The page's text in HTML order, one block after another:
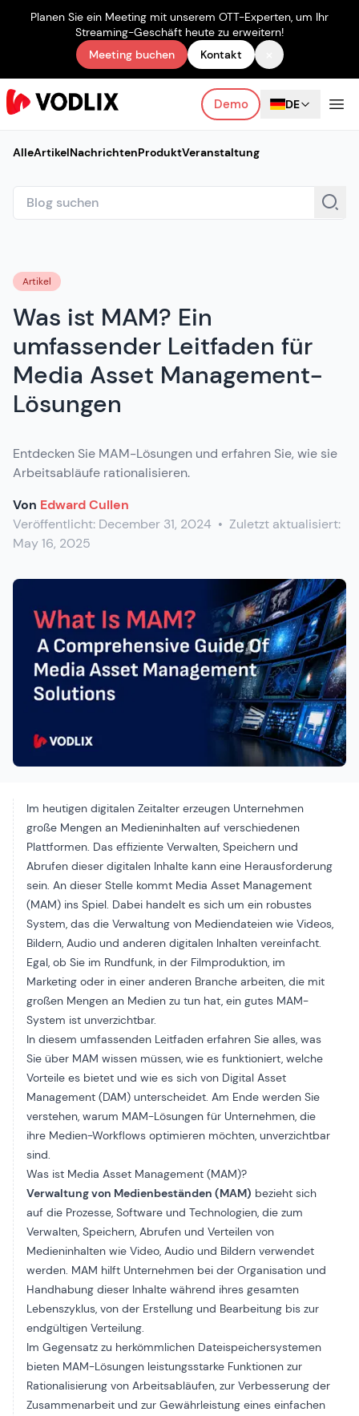
Planen Sie ein Meeting mit unserem OTT-Experten, um Ihr
Streaming-Geschäft heute zu erweitern!
Meeting buchen
Kontakt
Demo DE
AlleArtikelNachrichtenProduktVeranstaltung
Artikel
Was ist MAM? Ein
umfassender Leitfaden für
Media Asset Management-
Lösungen
Entdecken Sie MAM-Lösungen und erfahren Sie, wie sie
Arbeitsabläufe rationalisieren.
Von Edward Cullen
Veröffentlicht: December 31, 2024 • Zuletzt aktualisiert:
May 16, 2025
Im heutigen digitalen Zeitalter erzeugen Unternehmen
große Mengen an Medieninhalten auf verschiedenen
Plattformen. Das effiziente Verwalten, Speichern und
Abrufen dieser digitalen Inhalte kann eine Herausforderung
sein. An dieser Stelle kommt Media Asset Management
(MAM) ins Spiel. Dabei handelt es sich um ein robustes
System, das die Verwaltung von Mediendateien wie Videos,
Bildern, Audio und anderen digitalen Inhalten vereinfacht.
Egal, ob Sie im Rundfunk, in der Filmproduktion, im
Marketing oder in einer anderen Branche arbeiten, die mit
großen Mengen an Medien zu tun hat, ein gutes MAM-
System ist unverzichtbar.
In diesem umfassenden Leitfaden erfahren Sie alles, was
Sie über MAM wissen müssen, wie es funktioniert, welche
Vorteile es bietet und wie es sich von Digital Asset
Management (DAM) unterscheidet. Am Ende werden Sie
verstehen, warum MAM-Lösungen für Unternehmen, die
ihre Medien-Workflows optimieren möchten, unverzichtbar
sind.
Was ist Media Asset Management (MAM)?
Verwaltung von Medienbeständen (MAM) bezieht sich
auf die Prozesse, Software und Technologien, die zum
Verwalten, Speichern, Abrufen und Verteilen von
Medieninhalten wie Video, Audio und Bildern verwendet
werden. MAM hilft Unternehmen bei der Organisation und
Handhabung dieser Inhalte während ihres gesamten
Lebenszyklus, von der Erstellung und Bearbeitung bis zur
endgültigen Verteilung.
Im Gegensatz zu herkömmlichen Dateispeichersystemen
bieten MAM-Lösungen leistungsstarke Funktionen zur
Rationalisierung von Arbeitsabläufen, zur Verbesserung der
Zusammenarbeit und zur Gewährleistung eines einfachen